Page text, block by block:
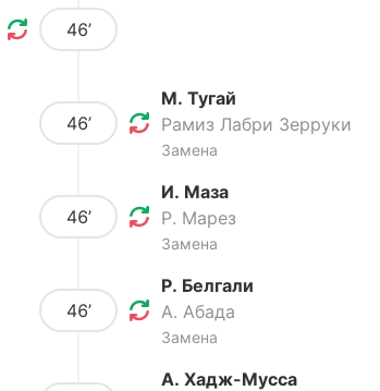
46’
46’
М. Тугай
Рамиз Лабри Зерруки
Замена
46’
И. Маза
Р. Марез
Замена
46’
Р. Белгали
А. Абада
Замена
А. Хадж-Мусса